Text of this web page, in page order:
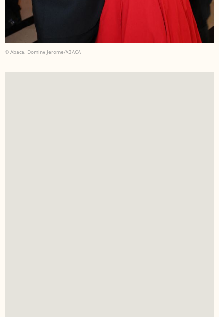
© Abaca, Domine Jerome/ABACA